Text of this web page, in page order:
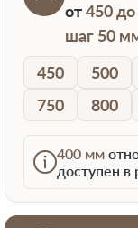
от450
шаг 50
450
500
750
800
400 мм
доступен в